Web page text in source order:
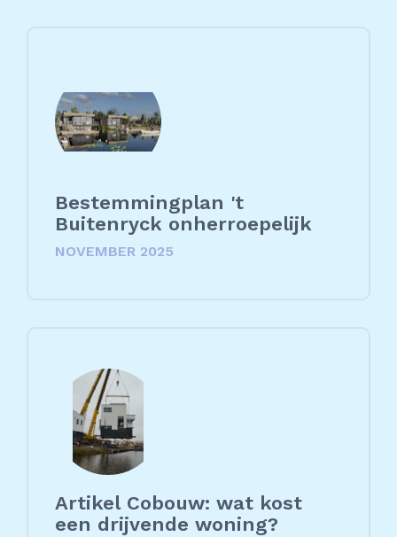
Bestemmingplan 't
Buitenryck onherroepelijk
NOVEMBER 2025
Artikel Cobouw: wat kost
een drijvende woning?